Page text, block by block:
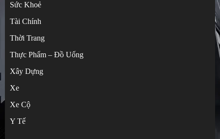
Sức Khoẻ
Tài Chính
Thời Trang
Thực Phẩm – Đồ Uống
Xây Dựng
Xe
Xe Cộ
Y Tế
4